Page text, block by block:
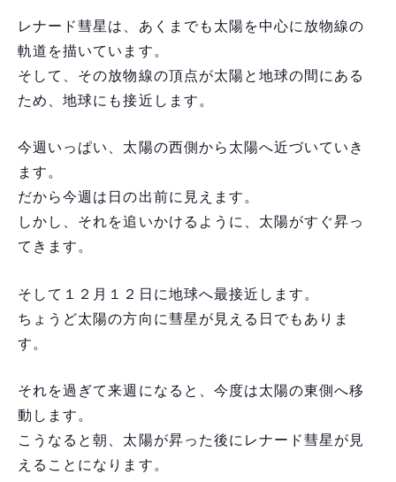
レナード彗星は、あくまでも太陽を中心に放物線の
軌道を描いています。
そして、その放物線の頂点が太陽と地球の間にある
ため、地球にも接近します。
今週いっぱい、太陽の西側から太陽へ近づいていき
ます。
だから今週は日の出前に見えます。
しかし、それを追いかけるように、太陽がすぐ昇っ
てきます。
そして１２月１２日に地球へ最接近します。
ちょうど太陽の方向に彗星が見える日でもありま
す。
それを過ぎて来週になると、今度は太陽の東側へ移
動します。
こうなると朝、太陽が昇った後にレナード彗星が見
えることになります。